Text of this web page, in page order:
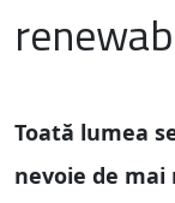
Toată lumea
nevoie de